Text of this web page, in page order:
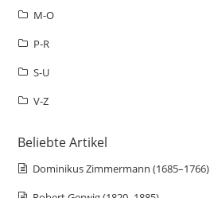
M-O
P-R
S-U
V-Z
Beliebte Artikel
Dominikus Zimmermann (1685–1766)